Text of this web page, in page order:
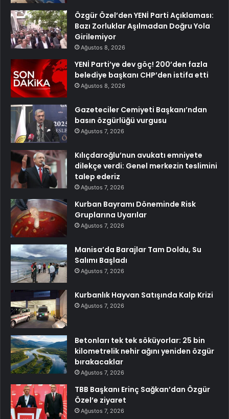
Özgür Özel’den YENİ Parti Açıklaması:
Bazı Zorluklar Aşılmadan Doğru Yola
Girilemiyor
Ağustos 8, 2026
YENİ Parti’ye dev göç! 200’den fazla
belediye başkanı CHP’den istifa etti
Ağustos 8, 2026
Gazeteciler Cemiyeti Başkanı’ndan
basın özgürlüğü vurgusu
Ağustos 7, 2026
Kılıçdaroğlu’nun avukatı emniyete
dilekçe verdi: Genel merkezin teslimini
talep ederiz
Ağustos 7, 2026
Kurban Bayramı Döneminde Risk
Gruplarına Uyarılar
Ağustos 7, 2026
Manisa’da Barajlar Tam Doldu, Su
Salımı Başladı
Ağustos 7, 2026
Kurbanlık Hayvan Satışında Kalp Krizi
Ağustos 7, 2026
Betonları tek tek söküyorlar: 25 bin
kilometrelik nehir ağını yeniden özgür
bırakacaklar
Ağustos 7, 2026
TBB Başkanı Erinç Sağkan’dan Özgür
Özel’e ziyaret
Ağustos 7, 2026